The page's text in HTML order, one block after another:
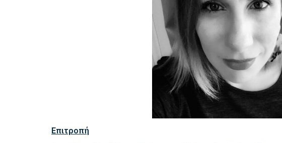
Επιτροπή